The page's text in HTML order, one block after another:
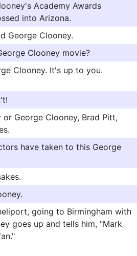
Academy Awards
into Arizona.
George Clooney.
Clooney movie?
Clooney. It's up to you.
George Clooney, Brad Pitt,
have taken to this George
going to Birmingham with
goes up and tells him, "Mark